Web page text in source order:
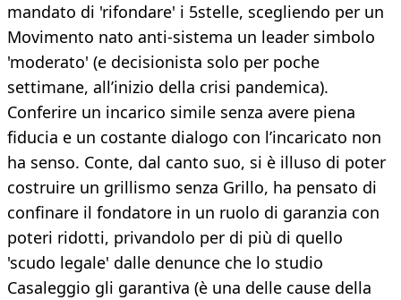
mandato di 'rifondare' i 5stelle, scegliendo per un
Movimento nato anti-sistema un leader simbolo
'moderato' (e decisionista solo per poche
settimane, all’inizio della crisi pandemica).
Conferire un incarico simile senza avere piena
fiducia e un costante dialogo con l’incaricato non
ha senso. Conte, dal canto suo, si è illuso di poter
costruire un grillismo senza Grillo, ha pensato di
confinare il fondatore in un ruolo di garanzia con
poteri ridotti, privandolo per di più di quello
'scudo legale' dalle denunce che lo studio
Casaleggio gli garantiva (è una delle cause della